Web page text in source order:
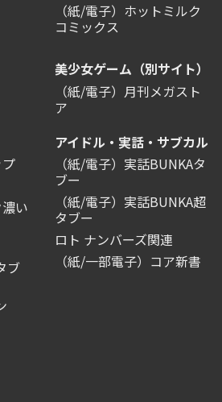
（紙/電子）ホットミルク
コミックス
美少女ゲーム（別サイト）
（紙/電子）月刊メガスト
ア
い
ブ
アイドル・実話・サブカル
（紙/電子）実話BUNKAタ
ブー
（紙/電子）実話BUNKA超
タブー
ロト ナンバーズ関連
（紙/一部電子）コア新書